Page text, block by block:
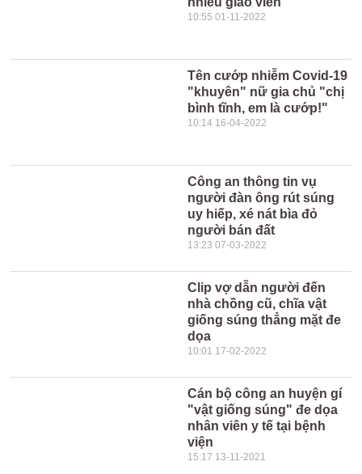
10:55 01-11-2022
Tên cướp nhiễm Covid-19
"khuyên" nữ gia chủ "chị
bình tĩnh, em là cướp!"
10:14 16-04-2022
Công an thông tin vụ
người đàn ông rút súng
uy hiếp, xé nát bìa đỏ
người bán đất
13:23 07-03-2022
Clip vợ dẫn người đến
nhà chồng cũ, chĩa vật
giống súng thẳng mặt đe
dọa
10:01 17-02-2022
Cán bộ công an huyện gí
"vật giống súng" đe dọa
nhân viên y tế tại bệnh
viện
15:17 13-11-2021